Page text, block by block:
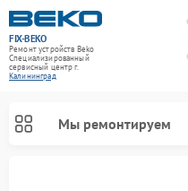
FIX-BEKO
Ремонт устройств Beko
Специализированный
cервисный центр г.
Калининград
Мы ремонтируем